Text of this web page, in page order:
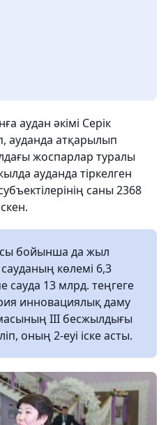
аудан әкімі Серік
ауданда атқарылып
жоспарлар туралы
ауданда тіркелген
саны 2368
бойынша да жыл
көлемі 6,3
сауда 13 млрд. теңгеге
инновациялық даму
ІІІ бесжылдығы
оның 2-еуі іске асты.